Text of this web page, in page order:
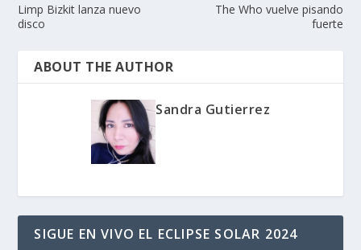
Limp Bizkit lanza nuevo
disco
The Who vuelve pisando
fuerte
ABOUT THE AUTHOR
Sandra Gutierrez
SIGUE EN VIVO EL ECLIPSE SOLAR 2024